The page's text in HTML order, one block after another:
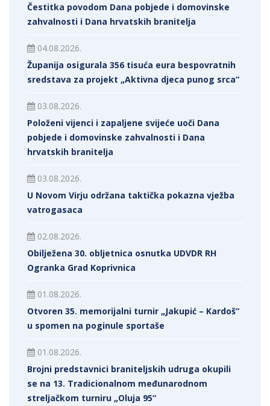
Čestitka povodom Dana pobjede i domovinske
zahvalnosti i Dana hrvatskih branitelja
04.08.2026.
Županija osigurala 356 tisuća eura bespovratnih
sredstava za projekt „Aktivna djeca punog srca“
03.08.2026.
Položeni vijenci i zapaljene svijeće uoči Dana
pobjede i domovinske zahvalnosti i Dana
hrvatskih branitelja
03.08.2026.
U Novom Virju održana taktička pokazna vježba
vatrogasaca
02.08.2026.
Obilježena 30. obljetnica osnutka UDVDR RH
Ogranka Grad Koprivnica
01.08.2026.
Otvoren 35. memorijalni turnir „Jakupić – Kardoš“
u spomen na poginule sportaše
01.08.2026.
Brojni predstavnici braniteljskih udruga okupili
se na 13. Tradicionalnom međunarodnom
streljačkom turniru „Oluja 95“